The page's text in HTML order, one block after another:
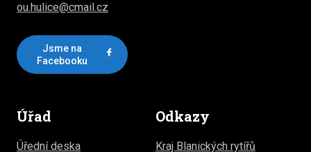
ou.hulice@cmail.cz
Jsme na
Facebooku
Úřad
Úřední deska
Odkazy
Kraj Blanických rytířů